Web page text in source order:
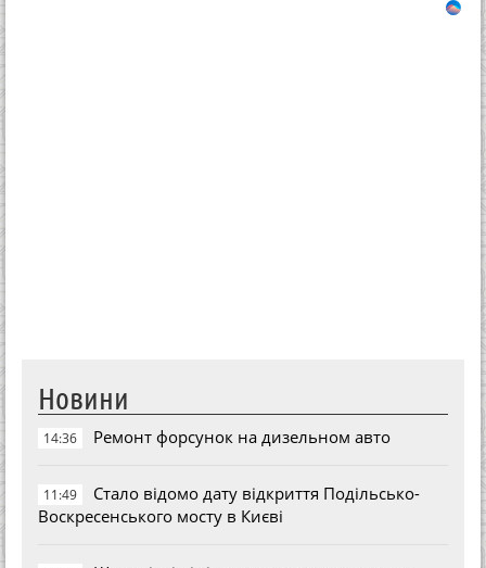
Новини
14:36 Ремонт форсунок на дизельном авто
11:49
Стало відомо дату відкриття Подільсько-
Воскресенського мосту в Києві